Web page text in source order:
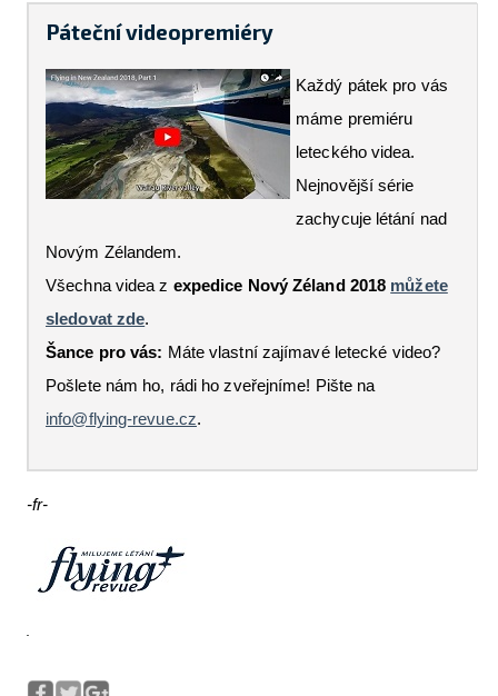
Páteční videopremiéry
Každý pátek pro vás
máme premiéru
leteckého videa.
Nejnovější série
zachycuje létání nad
Novým Zélandem.
Všechna videa z expedice Nový Zéland 2018 můžete
sledovat zde.
Šance pro vás: Máte vlastní zajímavé letecké video?
Pošlete nám ho, rádi ho zveřejníme! Pište na
info@flying-revue.cz.
-fr-